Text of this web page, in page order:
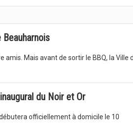
amis. Mais avant de sortir le BBQ, la Ville
du Noir et Or
officiellement à domicile le 10